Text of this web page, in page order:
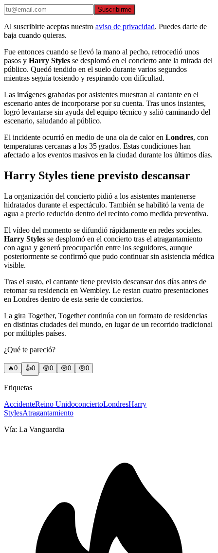
Suscribirme
Al suscribirte aceptas nuestro aviso de privacidad. Puedes darte de
baja cuando quieras.
Fue entonces cuando se llevó la mano al pecho, retrocedió unos
pasos y Harry Styles se desplomó en el concierto ante la mirada del
público. Quedó tendido en el suelo durante varios segundos
mientras seguía tosiendo y respirando con dificultad.
Las imágenes grabadas por asistentes muestran al cantante en el
escenario antes de incorporarse por su cuenta. Tras unos instantes,
logró levantarse sin ayuda del equipo técnico y salió caminando del
escenario, saludando al público.
El incidente ocurrió en medio de una ola de calor en Londres, con
temperaturas cercanas a los 35 grados. Estas condiciones han
afectado a los eventos masivos en la ciudad durante los últimos días.
Harry Styles tiene previsto descansar
La organización del concierto pidió a los asistentes mantenerse
hidratados durante el espectáculo. También se habilitó la venta de
agua a precio reducido dentro del recinto como medida preventiva.
El vídeo del momento se difundió rápidamente en redes sociales.
Harry Styles se desplomó en el concierto tras el atragantamiento
con agua y generó preocupación entre los seguidores, aunque
posteriormente se confirmó que pudo continuar sin asistencia médica
visible.
Tras el susto, el cantante tiene previsto descansar dos días antes de
retomar su residencia en Wembley. Le restan cuatro presentaciones
en Londres dentro de esta serie de conciertos.
La gira Together, Together continúa con un formato de residencias
en distintas ciudades del mundo, en lugar de un recorrido tradicional
por múltiples países.
¿Qué te pareció?
🔥0 👍0 😲0 😢0 😠0
Etiquetas
AccidenteReino UnidoconciertoLondresHarry
StylesAtragantamiento
Vía: La Vanguardia